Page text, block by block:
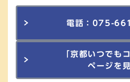
電話：075-
「京都いつでも
ページを